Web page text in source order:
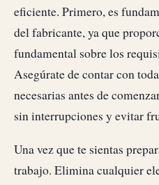
eficiente. Primero, es
del fabricante, ya que
fundamental sobre los
Asegúrate de contar con
necesarias antes de
sin interrupciones y evitar
Una vez que te sientas
trabajo. Elimina cualquier